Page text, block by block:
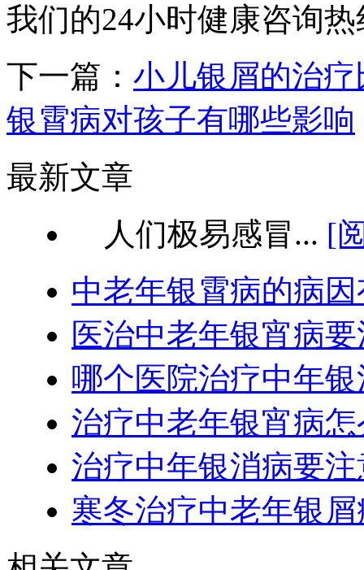
我们的24小时健康咨询
下一篇： 小儿银屑的治
银霄病对孩子有哪些影响
最新文章
人们极易感冒... [
中老年银霄病的病
医治中老年银宵病
哪个医院治疗中年
治疗中老年银宵病
治疗中年银消病要
寒冬治疗中老年银